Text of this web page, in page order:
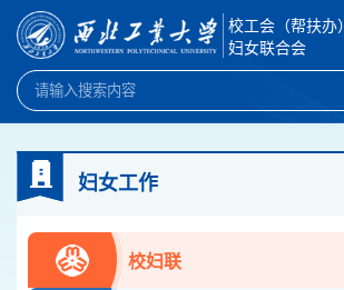
校工会（帮扶办）
妇女联合会
妇女工作
校妇联